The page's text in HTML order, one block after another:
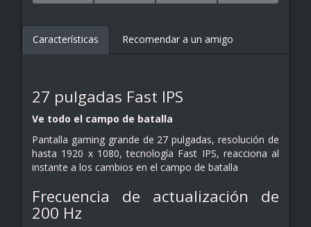
Características Recomendar a un amigo
27 pulgadas Fast IPS
Ve todo el campo de batalla
Pantalla gaming grande de 27 pulgadas, resolución de
hasta 1920 x 1080, tecnología Fast IPS, reacciona al
instante a los cambios en el campo de batalla
Frecuencia de actualización de
200 Hz